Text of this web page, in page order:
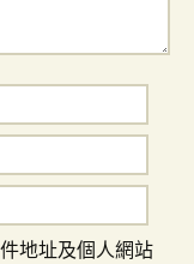
地址及個人網站